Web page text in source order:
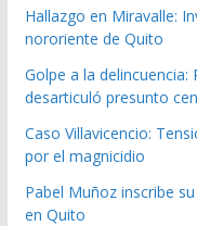
Hallazgo en Miravalle:
nororiente de Quito
Golpe a la
desarticuló presunto
Caso Villavicencio:
por el magnicidio
Pabel Muñoz inscribe
en Quito